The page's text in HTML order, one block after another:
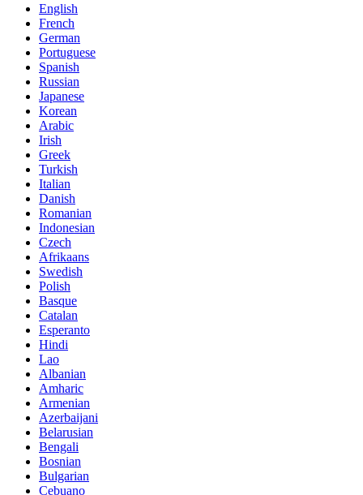
English
French
German
Portuguese
Spanish
Russian
Japanese
Korean
Arabic
Irish
Greek
Turkish
Italian
Danish
Romanian
Indonesian
Czech
Afrikaans
Swedish
Polish
Basque
Catalan
Esperanto
Hindi
Lao
Albanian
Amharic
Armenian
Azerbaijani
Belarusian
Bengali
Bosnian
Bulgarian
Cebuano